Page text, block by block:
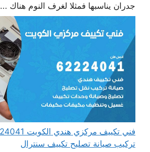
جدران يناسبها فمثلا لغرف النوم هناك ...
تركيب صيانة تصليح تكييف سنترال